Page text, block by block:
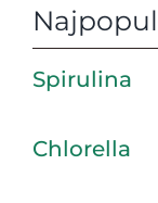
Spirulina
Chlorella